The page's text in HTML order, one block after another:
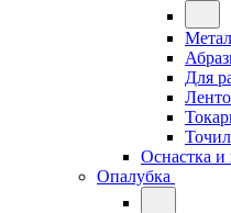
Для
Оснастка
Опалубка